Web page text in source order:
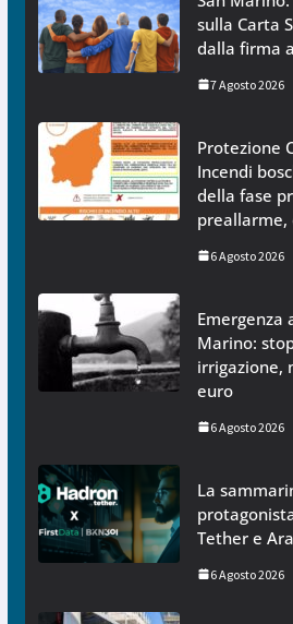
sulla Carta
dalla firma
7 Agosto 2026
Protezione
Incendi
della fase
preallarme,
6 Agosto 2026
Emergenza
Marino:
irrigazione,
euro
6 Agosto 2026
La
Tether e
6 Agosto 2026